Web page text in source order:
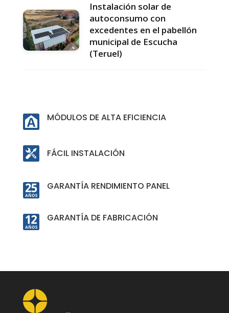
Instalación solar de
autoconsumo con
excedentes en el pabellón
municipal de Escucha
(Teruel)
MÓDULOS DE ALTA EFICIENCIA
FÁCIL INSTALACIÓN
GARANTÍA RENDIMIENTO PANEL
GARANTÍA DE FABRICACIÓN